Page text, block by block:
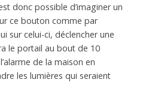
donc possible d’imaginer un
ce bouton comme par
sur celui-ci, déclencher une
le portail au bout de 10
de la maison en
les lumières qui seraient